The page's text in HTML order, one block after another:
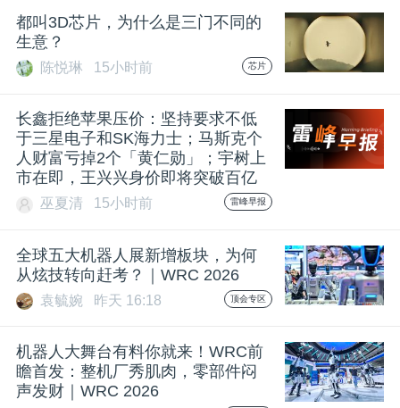
都叫3D芯片，为什么是三门不同的
生意？
陈悦琳 15小时前 芯片
长鑫拒绝苹果压价：坚持要求不低
于三星电子和SK海力士；马斯克个
人财富亏掉2个「黄仁勋」；宇树上
市在即，王兴兴身价即将突破百亿
巫夏清 15小时前 雷峰早报
全球五大机器人展新增板块，为何
从炫技转向赶考？｜WRC 2026
袁毓婉 昨天 16:18 顶会专区
机器人大舞台有料你就来！WRC前
瞻首发：整机厂秀肌肉，零部件闷
声发财｜WRC 2026